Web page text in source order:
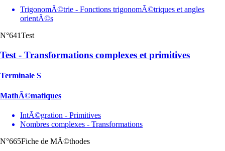
TrigonomÃ©trie - Fonctions trigonomÃ©triques et angles
orientÃ©s
N°641Test
Test - Transformations complexes et primitives
Terminale S
MathÃ©matiques
IntÃ©gration - Primitives
Nombres complexes - Transformations
N°665Fiche de MÃ©thodes